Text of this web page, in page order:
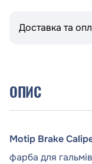
Доставка та
ОПИС
Motip Brake
фарба для